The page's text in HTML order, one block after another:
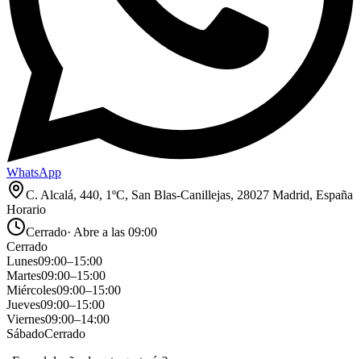
WhatsApp
C. Alcalá, 440, 1ºC, San Blas-Canillejas, 28027 Madrid, España
Horario
Cerrado· Abre a las 09:00
Cerrado
Lunes09:00–15:00
Martes09:00–15:00
Miércoles09:00–15:00
Jueves09:00–15:00
Viernes09:00–14:00
SábadoCerrado